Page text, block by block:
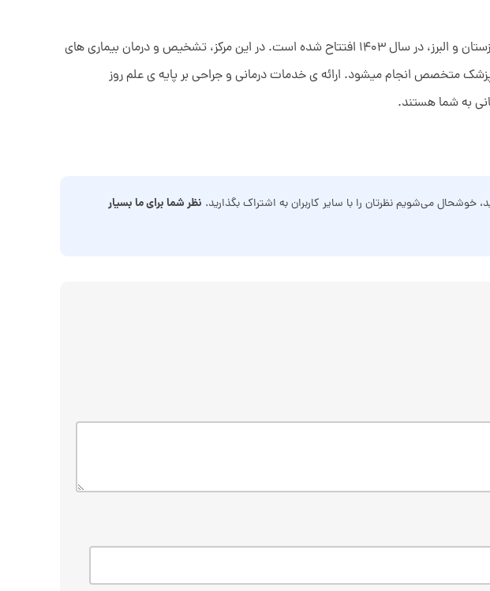
این مرکز توسط دکتر پیمان معصومی، متخصص جراحی دامپزشکی با ۱۰ سال سابقه در استان های تهران، خوزستان و البرز، در سال ۱۴۰۳ افتتاح شده است. در این مرکز، تشخیص و درمان بیماری های
متخصص انجام میشود. ارائه ی خدمات درمانی و جراحی بر پایه ی علم روز
به شما هستند.
خوشحال می‌شویم نظرتان را با سایر کاربران به اشتراک بگذارید. نظر شما برای ما بسیار